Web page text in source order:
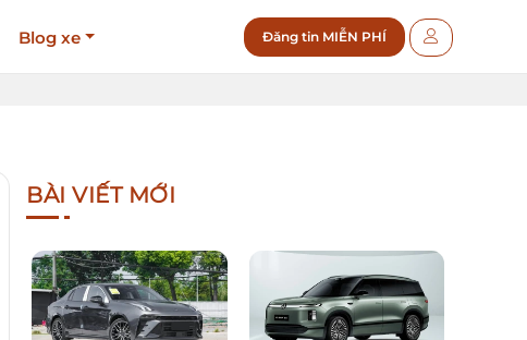
Blog xe Đăng tin MIỄN PHÍ
BÀI VIẾT MỚI